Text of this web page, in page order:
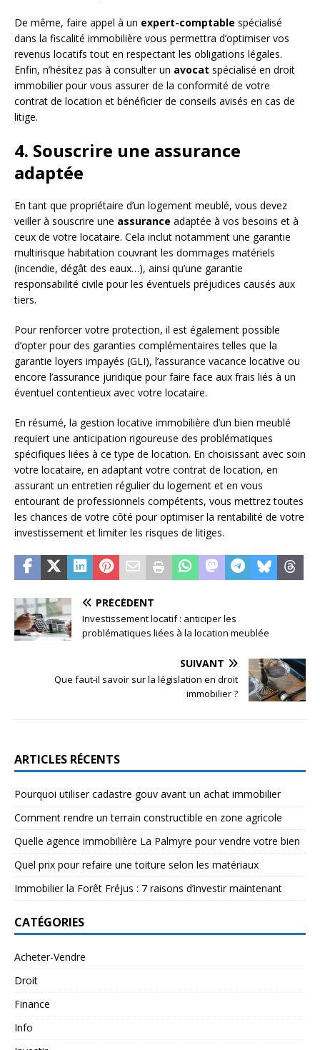
De même, faire appel à un expert-comptable spécialisé
dans la fiscalité immobilière vous permettra d’optimiser vos
revenus locatifs tout en respectant les obligations légales.
Enfin, n’hésitez pas à consulter un avocat spécialisé en droit
immobilier pour vous assurer de la conformité de votre
contrat de location et bénéficier de conseils avisés en cas de
litige.
4. Souscrire une assurance
adaptée
En tant que propriétaire d’un logement meublé, vous devez
veiller à souscrire une assurance adaptée à vos besoins et à
ceux de votre locataire. Cela inclut notamment une garantie
multirisque habitation couvrant les dommages matériels
(incendie, dégât des eaux…), ainsi qu’une garantie
responsabilité civile pour les éventuels préjudices causés aux
tiers.
Pour renforcer votre protection, il est également possible
d’opter pour des garanties complémentaires telles que la
garantie loyers impayés (GLI), l’assurance vacance locative ou
encore l’assurance juridique pour faire face aux frais liés à un
éventuel contentieux avec votre locataire.
En résumé, la gestion locative immobilière d’un bien meublé
requiert une anticipation rigoureuse des problématiques
spécifiques liées à ce type de location. En choisissant avec soin
votre locataire, en adaptant votre contrat de location, en
assurant un entretien régulier du logement et en vous
entourant de professionnels compétents, vous mettrez toutes
les chances de votre côté pour optimiser la rentabilité de votre
investissement et limiter les risques de litiges.
PRÉCÉDENT
Investissement locatif : anticiper les
problématiques liées à la location meublée
SUIVANT
Que faut-il savoir sur la législation en droit
immobilier ?
ARTICLES RÉCENTS
Pourquoi utiliser cadastre gouv avant un achat immobilier
Comment rendre un terrain constructible en zone agricole
Quelle agence immobilière La Palmyre pour vendre votre bien
Quel prix pour refaire une toiture selon les matériaux
Immobilier la Forêt Fréjus : 7 raisons d’investir maintenant
CATÉGORIES
Acheter-Vendre
Droit
Finance
Info